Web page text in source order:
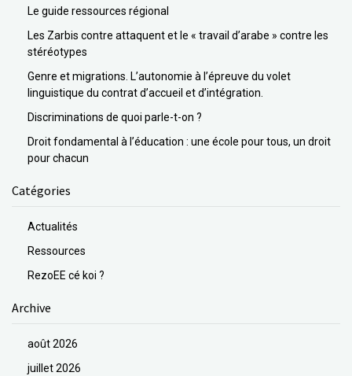
Le guide ressources régional
Les Zarbis contre attaquent et le « travail d’arabe » contre les
stéréotypes
Genre et migrations. L’autonomie à l’épreuve du volet
linguistique du contrat d’accueil et d’intégration.
Discriminations de quoi parle-t-on ?
Droit fondamental à l’éducation : une école pour tous, un droit
pour chacun
Catégories
Actualités
Ressources
RezoEE cé koi ?
Archive
août 2026
juillet 2026